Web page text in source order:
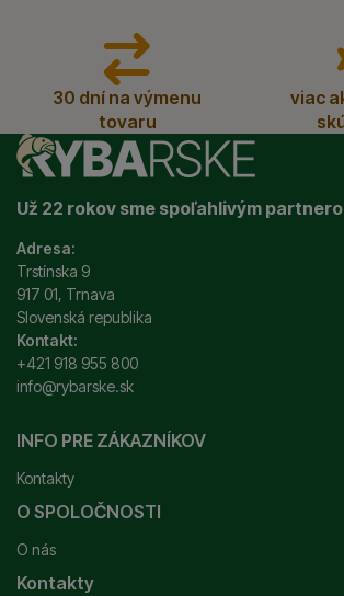
30 dní na výmenu
tovaru
viac
Už 22 rokov sme spoľahlivým
Adresa:
Trstínska 9
917 01, Trnava
Slovenská republika
Kontakt:
+421 918 955 800
info@rybarske.sk
INFO PRE ZÁKAZNÍKOV
Kontakty
Sledovanie vašej zásielky
Ako reklamovať / vrátiť tovar
O SPOLOČNOSTI
O nás
Prečo nakupovať u nás?
Kontakty